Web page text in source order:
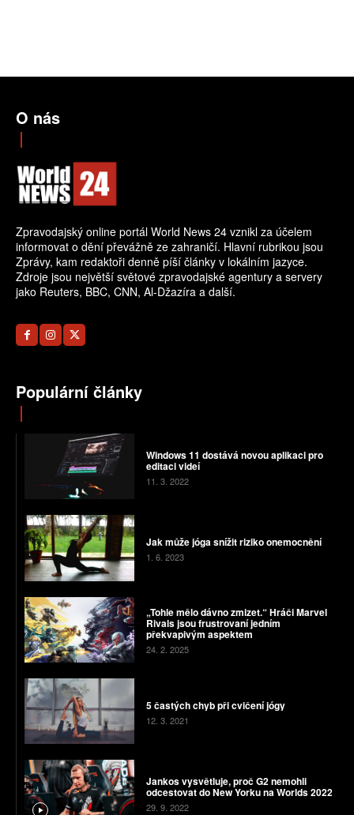
O nás
Zpravodajský online portál World News 24 vznikl za účelem
informovat o dění převážně ze zahraničí. Hlavní rubrikou jsou
Zprávy, kam redaktoři denně píší články v lokálním jazyce.
Zdroje jsou největší světové zpravodajské agentury a servery
jako Reuters, BBC, CNN, Al-Džazíra a další.
Populární články
Windows 11 dostává novou aplikaci pro
editaci videí
11. 3. 2022
Jak může jóga snížit riziko onemocnění
1. 6. 2023
„Tohle mělo dávno zmizet.“ Hráči Marvel
Rivals jsou frustrovaní jedním
překvapivým aspektem
24. 2. 2025
5 častých chyb při cvičení jógy
12. 3. 2021
Jankos vysvětluje, proč G2 nemohli
odcestovat do New Yorku na Worlds 2022
29. 9. 2022